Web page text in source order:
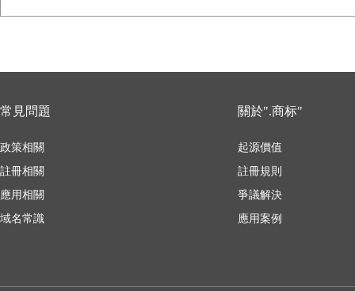
常見問題
政策相關
註冊相關
應用相關
域名常識
關於".商标"
起源價值
註冊規則
爭議解決
應用案例